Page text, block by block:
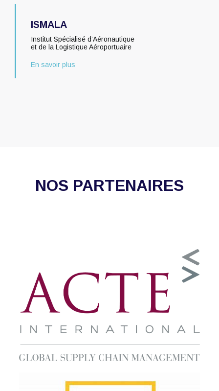
ISMALA
Institut Spécialisé d’Aéronautique
et de la Logistique Aéroportuaire
En savoir plus
NOS PARTENAIRES